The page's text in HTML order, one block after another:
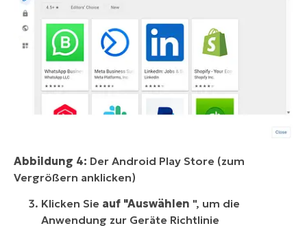
Abbildung 4: Der Android Play Store (zum
Vergrößern anklicken)
Klicken Sie auf "Auswählen ", um die
Anwendung zur Geräte Richtlinie